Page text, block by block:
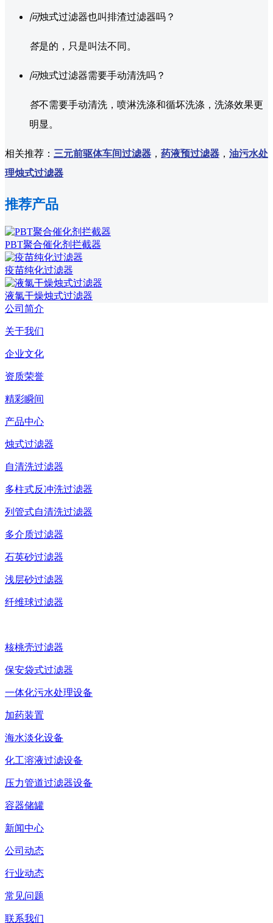
问烛式过滤器也叫排渣过滤器吗？
答是的，只是叫法不同。
问烛式过滤器需要手动清洗吗？
答不需要手动清洗，喷淋洗涤和循坏洗涤，洗涤效果更
明显。
相关推荐： 三元前驱体车间过滤器 ， 药液预过滤器 ， 油污水处
理烛式过滤器
推荐产品
PBT聚合催化剂拦截器
疫苗纯化过滤器
液氯干燥烛式过滤器
公司简介
关于我们
企业文化
资质荣誉
精彩瞬间
产品中心
烛式过滤器
自清洗过滤器
多柱式反冲洗过滤器
列管式自清洗过滤器
多介质过滤器
石英砂过滤器
浅层砂过滤器
纤维球过滤器
核桃壳过滤器
保安袋式过滤器
一体化污水处理设备
加药装置
海水淡化设备
化工溶液过滤设备
压力管道过滤器设备
容器储罐
新闻中心
公司动态
行业动态
常见问题
联系我们